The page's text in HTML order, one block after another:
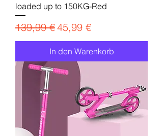
loaded up to 150KG-Red
Standardpreis
139,99 €Sale-Preis
45,99 €
In den Warenkorb